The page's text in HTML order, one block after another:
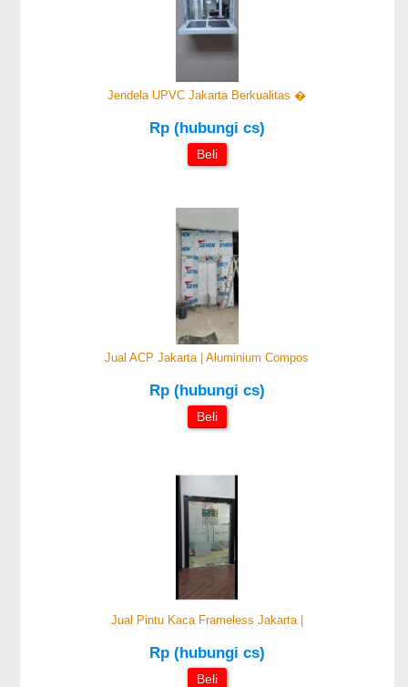
Jendela UPVC Jakarta Berkualitas �
Rp (hubungi cs)
Beli
Jual ACP Jakarta | Aluminium Compos
Rp (hubungi cs)
Beli
Jual Pintu Kaca Frameless Jakarta |
Rp (hubungi cs)
Beli